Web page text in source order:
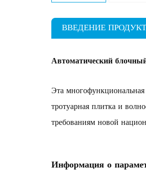
ВВЕДЕНИЕ
Автоматический
Эта
тротуарная плитка и
требованиям новой
Информация о